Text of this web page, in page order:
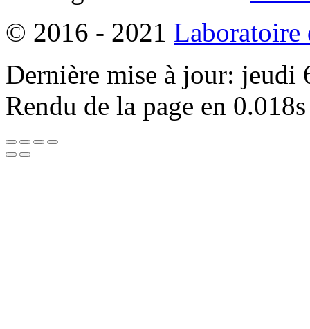
© 2016 - 2021 Laboratoire
Dernière mise à jour:
Rendu de la page en 0.018s